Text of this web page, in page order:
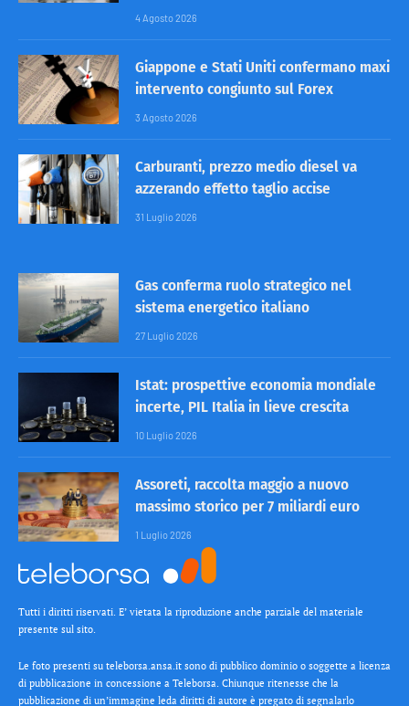
4 Agosto 2026
Giappone e Stati Uniti confermano maxi
intervento congiunto sul Forex
3 Agosto 2026
Carburanti, prezzo medio diesel va
azzerando effetto taglio accise
31 Luglio 2026
Gas conferma ruolo strategico nel
sistema energetico italiano
27 Luglio 2026
Istat: prospettive economia mondiale
incerte, PIL Italia in lieve crescita
10 Luglio 2026
Assoreti, raccolta maggio a nuovo
massimo storico per 7 miliardi euro
1 Luglio 2026
Tutti i diritti riservati. E’ vietata la riproduzione anche parziale del materiale
presente sul sito.
Le foto presenti su teleborsa.ansa.it sono di pubblico dominio o soggette a licenza
di pubblicazione in concessione a Teleborsa. Chiunque ritenesse che la
pubblicazione di un’immagine leda diritti di autore è pregato di segnalarlo